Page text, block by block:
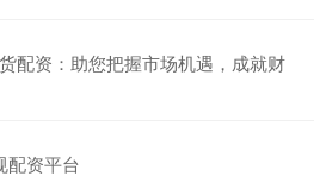
配资：助您把握市场机遇，成就财
配资平台